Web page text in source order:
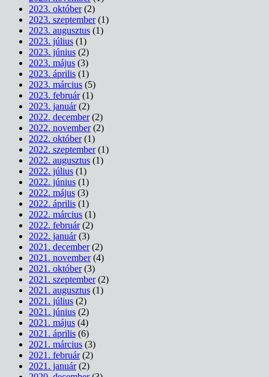
2023. október(2)
2023. szeptember(1)
2023. augusztus (1)
2023. július (1)
2023. június (2)
2023. május (3)
2023. április (1)
2023. március (5)
2023. február(1)
2023. január(2)
2022. december(2)
2022. november(2)
2022. október(1)
2022. szeptember(1)
2022. augusztus (1)
2022. július (1)
2022. június (1)
2022. május (3)
2022. április (1)
2022. március (1)
2022. február(2)
2022. január(3)
2021. december(2)
2021. november(4)
2021. október(3)
2021. szeptember(2)
2021. augusztus (1)
2021. július (2)
2021. június (2)
2021. május (4)
2021. április (6)
2021. március (3)
2021. február(2)
2021. január(2)